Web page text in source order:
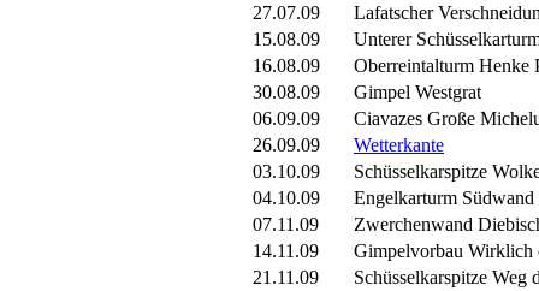
27.07.09
Lafatscher
15.08.09
Unterer
16.08.09
Oberreintalturm Henke
30.08.09
Gimpel Westgrat
06.09.09
Ciavazes Große
26.09.09
Wetterkante
03.10.09
Schüsselkarspitze
04.10.09
Engelkarturm Südwand
07.11.09
Zwerchenwand
14.11.09
Gimpelvorbau Wirklich
21.11.09
Schüsselkarspitze Weg